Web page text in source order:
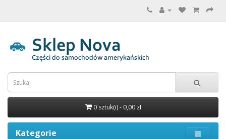
0 sztuk(i) - 0,00 zł
Kategorie